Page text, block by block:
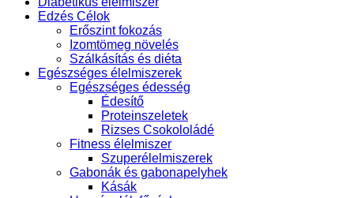
Edzés Célok
Erőszint fokozás
Izomtömeg növelés
Szálkásítás és diéta
Egészséges élelmiszerek
Egészséges édesség
Édesítő
Proteinszeletek
Rizses Csokololádé
Fitness élelmiszer
Szuperélelmiszerek
Gabonák és gabonapelyhek
Kásák